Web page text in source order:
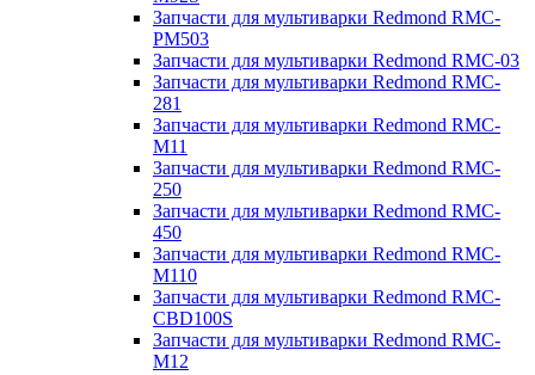
Запчасти для мультиварки Redmond RMC-
PM503
Запчасти для мультиварки Redmond RMC-03
Запчасти для мультиварки Redmond RMC-
281
Запчасти для мультиварки Redmond RMC-
M11
Запчасти для мультиварки Redmond RMC-
250
Запчасти для мультиварки Redmond RMC-
450
Запчасти для мультиварки Redmond RMC-
M110
Запчасти для мультиварки Redmond RMC-
CBD100S
Запчасти для мультиварки Redmond RMC-
M12